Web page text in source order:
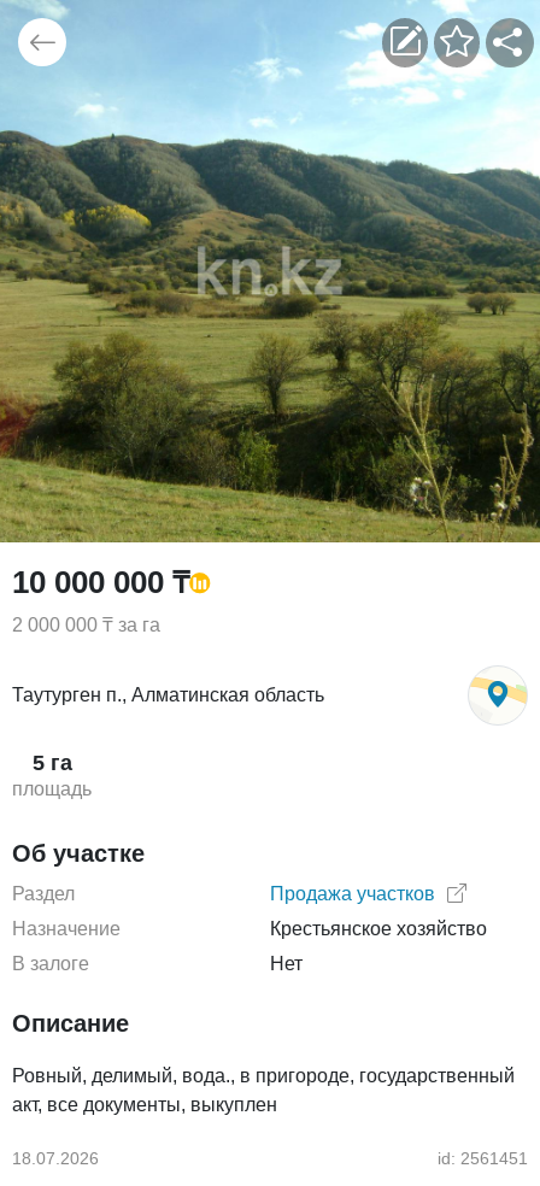
10 000 000 ₸
2 000 000 ₸ за га
Таутурген п., Алматинская область
5 га
площадь
Об участке
Раздел
Продажа участков
Назначение
Крестьянское хозяйство
В залоге
Нет
Описание
Ровный, делимый, вода., в пригороде, государственный
акт, все документы, выкуплен
18.07.2026 id: 2561451